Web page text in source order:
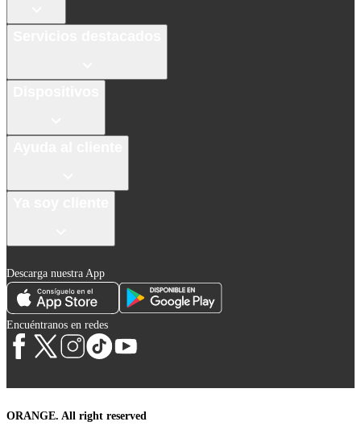
Descarga nuestra App
Encuéntranos en redes
ORANGE. All right reserved